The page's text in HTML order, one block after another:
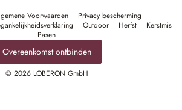
Voorwaarden
Privacy bescherming
Outdoor Herfst
Kerstmis
Pasen
Overeenkomst ontbinden
© 2026 LOBERON GmbH